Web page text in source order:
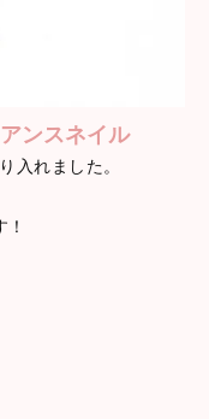
ンスネイル
入れました。